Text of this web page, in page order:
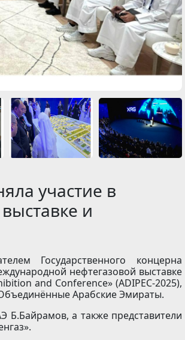
участие в
и
Государственного концерна
нефтегазовой выставке
and Conference» (ADIPEC-2025),
Арабские Эмираты.
Б.Байрамов, а также представители